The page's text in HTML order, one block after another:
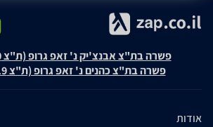
פשרה בת"צ אבנצ'יק נ' זאפ גרופ (ת"צ 23008-08-20)
פשרה בת"צ כהנים נ' זאפ גרופ (ת"צ 60371-12-19)
אודות